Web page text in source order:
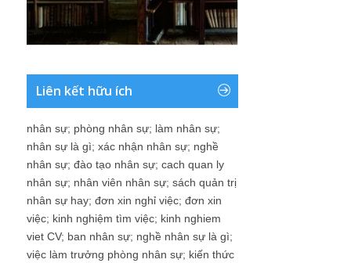
Liên kết hữu ích
nhân sự; phòng nhân sự; làm nhân sự;
nhân sự là gì; xác nhận nhân sự; nghề
nhân sự; đào tạo nhân sự; cach quan ly
nhân sự; nhân viên nhân sự; sách quản trị
nhân sự hay; đơn xin nghỉ việc; đơn xin
việc; kinh nghiệm tìm việc; kinh nghiem
viet CV; ban nhân sự; nghề nhân sự là gì;
việc làm trưởng phòng nhân sự; kiến thức